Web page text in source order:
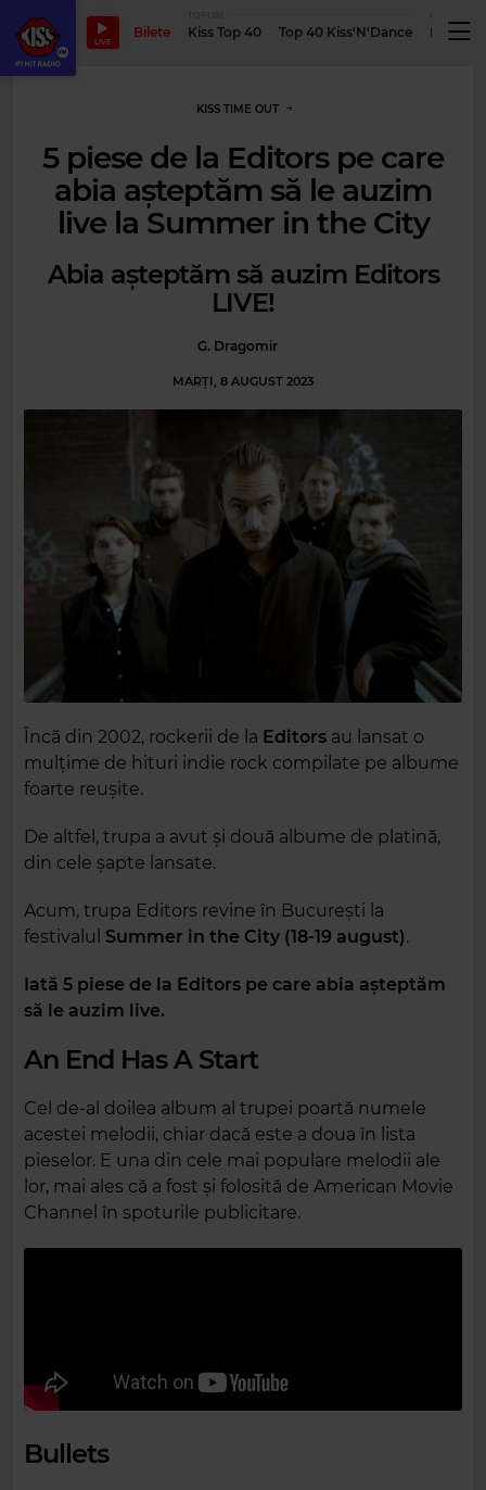
LIVE
Bilete Kiss Top 40 Top 40 Kiss'N'Dance
KISS TIME OUT
5 piese de la Editors pe care
abia așteptăm să le auzim
live la Summer in the City
Abia așteptăm să auzim Editors
LIVE!
G. Dragomir
MARȚI, 8 AUGUST 2023
Încă din 2002, rockerii de la Editors au lansat o
mulțime de hituri indie rock compilate pe albume
foarte reușite.
De altfel, trupa a avut și două albume de platină,
din cele șapte lansate.
Acum, trupa Editors revine în București la
festivalul Summer in the City (18-19 august).
Iată 5 piese de la Editors pe care abia așteptăm
să le auzim live.
An End Has A Start
Cel de-al doilea album al trupei poartă numele
acestei melodii, chiar dacă este a doua în lista
pieselor. E una din cele mai populare melodii ale
lor, mai ales că a fost și folosită de American Movie
Channel în spoturile publicitare.
Bullets